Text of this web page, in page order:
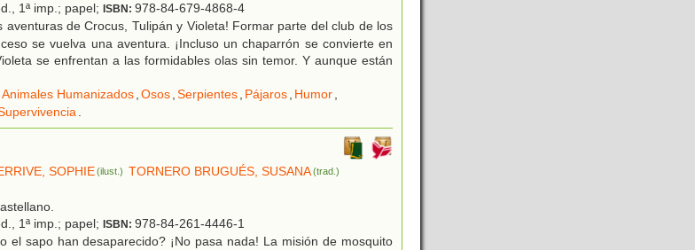
1ª imp.; papel; ISBN: 978-84-679-4868-4
aventuras de Crocus, Tulipán y Violeta! Formar parte del club de los
se vuelva una aventura. ¡Incluso un chaparrón se convierte en
se enfrentan a las formidables olas sin temor. Y aunque están
Animales Humanizados,Osos,Serpientes, Pájaros, Humor,
.
SOPHIE(ilust.) TORNERO BRUGUÉS, SUSANA(trad.)
1ª imp.; papel; ISBN: 978-84-261-4446-1
el sapo han desaparecido? ¡No pasa nada! La misión de mosquito